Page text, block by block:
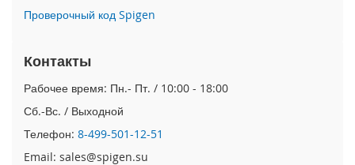
i
o
n
e
A
i
r
Проверочный код Spigen
Контакты
Рабочее время: Пн.- Пт. / 10:00 - 18:00
Сб.-Вс. / Выходной
Телефон: 8-499-501-12-51
Email: sales@spigen.su